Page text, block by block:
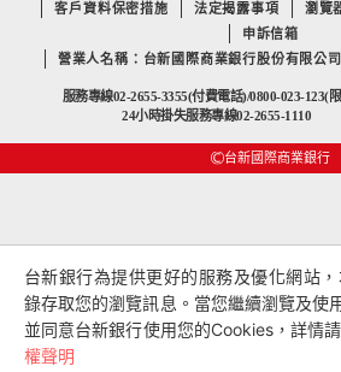
客戶資料保密措施
法定揭露事項 瀏覽
申訴信箱
營業人名稱：台新國際商業銀行股份有限公
服務專線02-2655-3355(付費電話)/0800-023-123(
24小時掛失服務專線02-2655-1110
台新國際商業銀行
台新銀行為提供更好的服務及優化網站
錄存取您的瀏覽訊息。當您繼續瀏覽及使
並同意台新銀行使用您的Cookies，詳情
權聲明